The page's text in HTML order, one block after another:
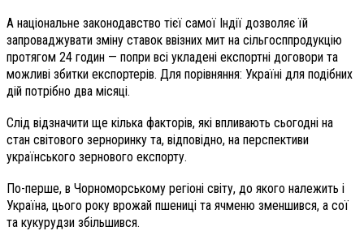
А національне законодавство тієї самої Індії дозволяє їй
запроваджувати зміну ставок ввізних мит на сільгосппродукцію
протягом 24 годин — попри всі укладені експортні договори та
можливі збитки експортерів. Для порівняння: Україні для подібних
дій потрібно два місяці.
Слід відзначити ще кілька факторів, які впливають сьогодні на
стан світового зерноринку та, відповідно, на перспективи
українського зернового експорту.
По-перше, в Чорноморському регіоні світу, до якого належить і
Україна, цього року врожай пшениці та ячменю зменшився, а сої
та кукурудзи збільшився.